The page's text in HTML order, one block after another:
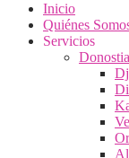
Inicio
Quiénes
Servicios
Dj